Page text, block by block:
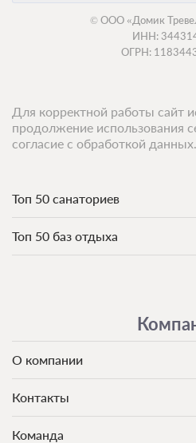
© ООО «Домик
ИНН:
ОГРН:
Топ 50 санаториев
Топ 50 баз отдыха
О компании
Контакты
Команда
Для корректной работы сайт
продолжение использования
согласие с обработкой данных.